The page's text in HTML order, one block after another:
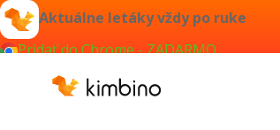
Aktuálne letáky vždy po ruke
Pridať do Chrome - ZADARMO